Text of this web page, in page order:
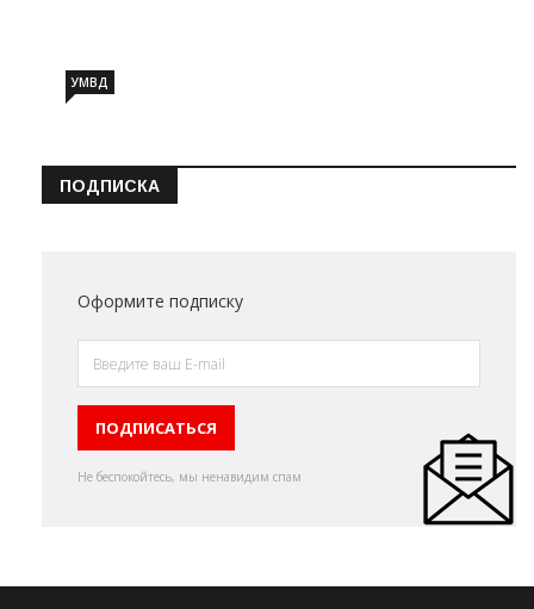
УМВД
ПОДПИСКА
Оформите подписку
Не беспокойтесь, мы ненавидим спам